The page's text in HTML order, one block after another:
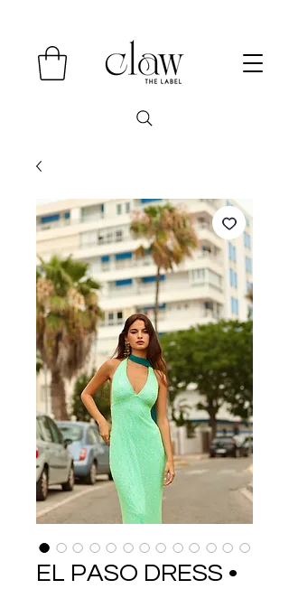
EL PASO DRESS •